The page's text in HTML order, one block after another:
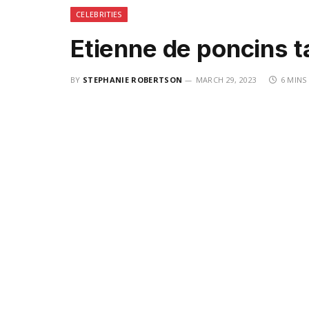
CELEBRITIES
Etienne de poncins
BY STEPHANIE ROBERTSON MARCH 29, 2023 6 MINS